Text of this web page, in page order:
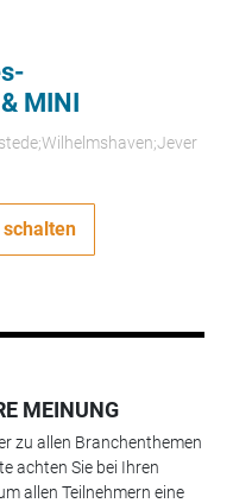
MINI
MEINUNG
zu allen Branchenthemen
achten Sie bei Ihren
allen Teilnehmern eine